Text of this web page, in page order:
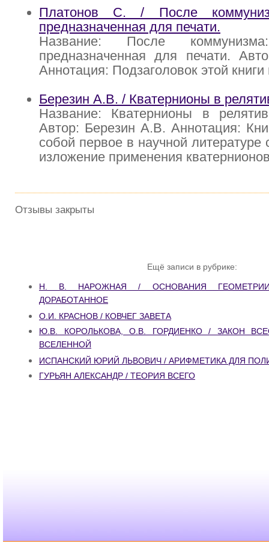
Платонов С. / После
предназначенная для печати.
Название: После
предназначенная для печати.
Аннотация: Подзаголовок этой книги
Березин А.В. / Кватернионы в
Название: Кватернионы в
Автор: Березин А.В. Аннотация:
собой первое в научной литературе
изложение применения
Отзывы закрыты
Ещё записи в рубрике:
Н. В. НАРОЖНАЯ / ОСНОВАНИЯ
ДОРАБОТАННОЕ
О.И. КРАСНОВ / КОВЧЕГ ЗАВЕТА
Ю.В. КОРОЛЬКОВА, О.В. ГОРДИЕНКО / ЗАКОН
ВСЕЛЕННОЙ
ИСПАНСКИЙ ЮРИЙ ЛЬВОВИЧ / АРИФМЕТИКА ДЛЯ
ГУРЬЯН АЛЕКСАНДР / ТЕОРИЯ ВСЕГО